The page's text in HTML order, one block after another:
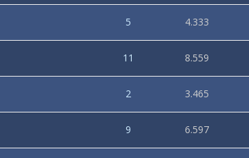
5 4.333
11 8.559
2 3.465
9 6.597